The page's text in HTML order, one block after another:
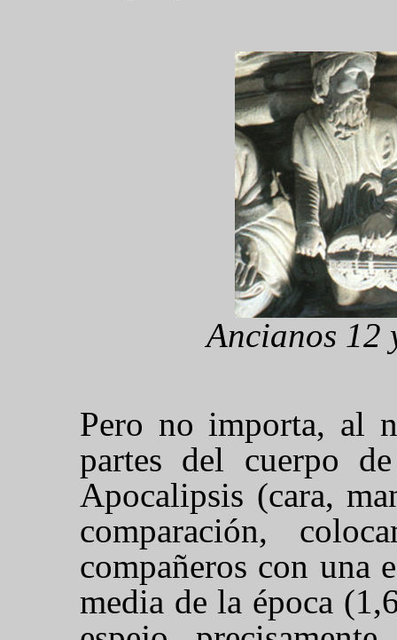
Ancianos 12
Pero no importa, al
partes del cuerpo
Apocalipsis (cara,
comparación,
compañeros con una
media de la época